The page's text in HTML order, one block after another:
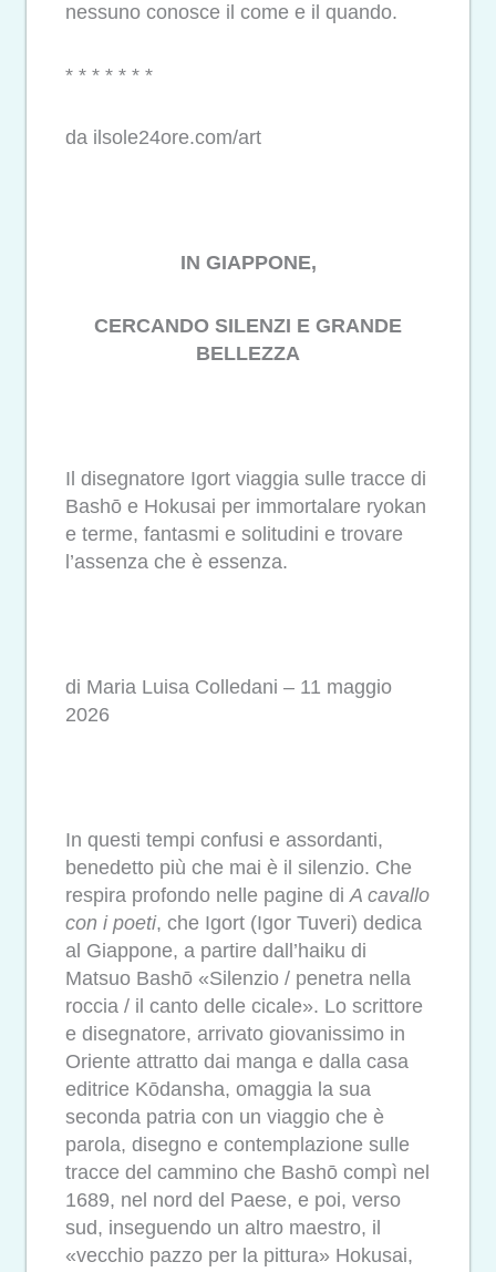
nessuno conosce il come e il quando.
* * * * * * *
da ilsole24ore.com/art
IN GIAPPONE,
CERCANDO SILENZI E GRANDE
BELLEZZA
Il disegnatore Igort viaggia sulle tracce di
Bashō e Hokusai per immortalare ryokan
e terme, fantasmi e solitudini e trovare
l’assenza che è essenza.
di Maria Luisa Colledani – 11 maggio
2026
In questi tempi confusi e assordanti,
benedetto più che mai è il silenzio. Che
respira profondo nelle pagine di A cavallo
con i poeti, che Igort (Igor Tuveri) dedica
al Giappone, a partire dall’haiku di
Matsuo Bashō «Silenzio / penetra nella
roccia / il canto delle cicale». Lo scrittore
e disegnatore, arrivato giovanissimo in
Oriente attratto dai manga e dalla casa
editrice Kōdansha, omaggia la sua
seconda patria con un viaggio che è
parola, disegno e contemplazione sulle
tracce del cammino che Bashō compì nel
1689, nel nord del Paese, e poi, verso
sud, inseguendo un altro maestro, il
«vecchio pazzo per la pittura» Hokusai,